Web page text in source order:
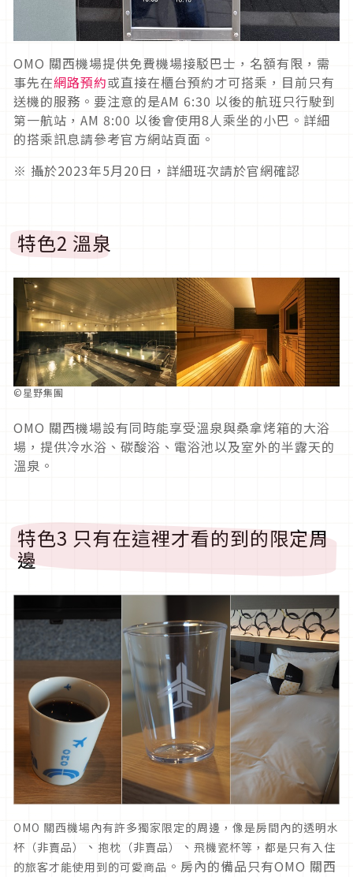
OMO 關西機場提供免費機場接駁巴士，名額有限，需
事先在網路預約或直接在櫃台預約才可搭乘，目前只有
送機的服務。要注意的是AM 6:30 以後的航班只行駛到
第一航站，AM 8:00 以後會使用8人乘坐的小巴。詳細
的搭乘訊息請參考官方網站頁面。
※ 攝於2023年5月20日，詳細班次請於官網確認
特色2 溫泉
©星野集團
OMO 關西機場設有同時能享受溫泉與桑拿烤箱的大浴
場，提供冷水浴、碳酸浴、電浴池以及室外的半露天的
溫泉。
特色3 只有在這裡才看的到的限定周
邊
OMO 關西機場內有許多獨家限定的周邊，像是房間內的透明水
杯（非賣品）
、 抱枕（非賣品） 、 飛機瓷杯等，都是只有入住
的旅客才能使用到的可愛商品 。房內的備品只有OMO 關西